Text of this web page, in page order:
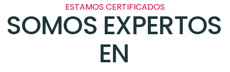
ESTAMOS CERTIFICADOS
SOMOS EXPERTOS
EN